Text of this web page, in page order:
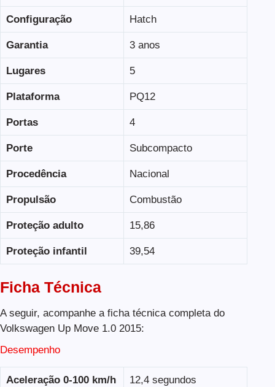
Configuração Hatch
Garantia 3 anos
Lugares 5
Plataforma PQ12
Portas 4
Porte Subcompacto
Procedência Nacional
Propulsão Combustão
Proteção adulto 15,86
Proteção infantil 39,54
Ficha Técnica
A seguir, acompanhe a ficha técnica completa do
Volkswagen Up Move 1.0 2015:
Desempenho
Aceleração 0-100 km/h 12,4 segundos